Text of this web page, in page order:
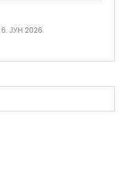
6. ЈУН 2026.